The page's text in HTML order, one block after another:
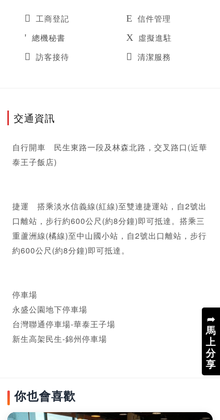
➦
馬
上
分
享
工商登記
信件管理
總機秘書
虛擬進駐
訪客接待
清潔服務
交通資訊
自行開車　民生東路一段及林森北路，交叉路口(近華
泰王子飯店)
捷運　搭乘淡水信義線(紅線)至雙連捷運站，自2號出
口離站，步行約600公尺(約8分鐘)即可抵達。搭乘三
重蘆洲線(橘線)至中山國小站，自2號出口離站，步行
約600公尺(約8分鐘)即可抵達。
停車場
永盛公園地下停車場
台灣聯通停車場-華泰王子場
新生高架民生-錦州停車場
你也會喜歡